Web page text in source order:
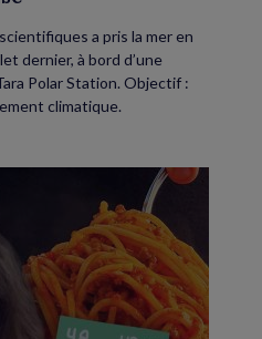
a pris la mer en
dernier, à bord d’une
Polar Station. Objectif :
climatique.